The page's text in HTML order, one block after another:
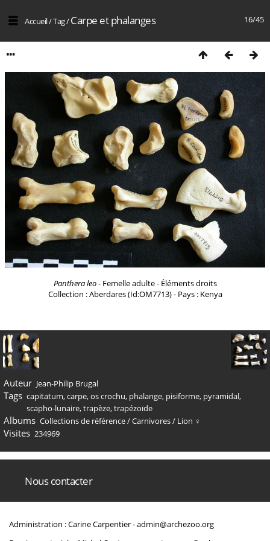
16/45
Accueil/Tag/Carpe et phalanges
Panthera leo- Femelle adulte - Éléments droits
Collection : Aberdares (Id:OM7713) - Pays : Kenya
Auteur Jean-Philip Brugal
Tags capitatum,carpe,os crochu, phalange, pisiforme, pyramidal,
scapho-lunaire,trapèze,trapézoïde
Albums Collections de référence/Carnivores/ Lion ♀
Visites 234969
Nous contacter
Administration : Carine Carpentier -admin@archezoo.org